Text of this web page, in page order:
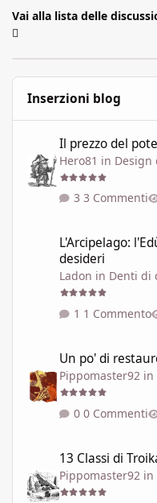
Vai alla lista delle
Inserzioni blog
Il prezzo del
Hero81 in Design
3 Commenti
L'Arcipelago:
desideri
Ladon in Denti di
1 Commento
Un po' di
Pippomaster92 in
0 Commenti
13 Classi di
Pippomaster92 in